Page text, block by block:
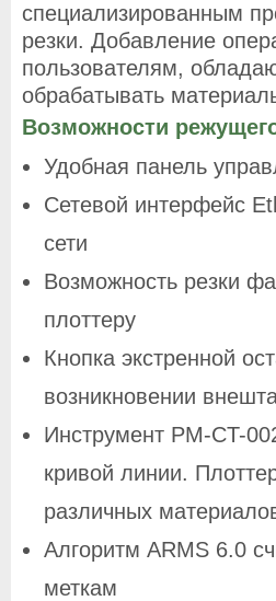
специализированным
резки. Добавление
пользователям,
обрабатывать
Возможности
Удобная панель
Сетевой интерфейс
сети
Возможность резки
плоттеру
Кнопка экстренной
возникновении
Инструмент PM-CT-
кривой линии.
различных
Алгоритм ARMS 6.0
меткам